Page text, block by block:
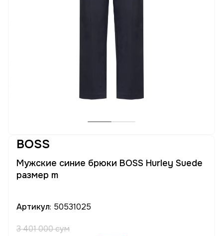
BOSS
Мужские синие брюки BOSS Hurley Suede
размер m
Артикул: 50531025
3 401 000 сум